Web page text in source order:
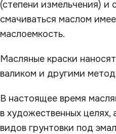
(степени измельчения) и
смачиваться маслом
маслоемкость.
Масляные краски
валиком и другими
В настоящее время
в художественных целях,
видов грунтовки под